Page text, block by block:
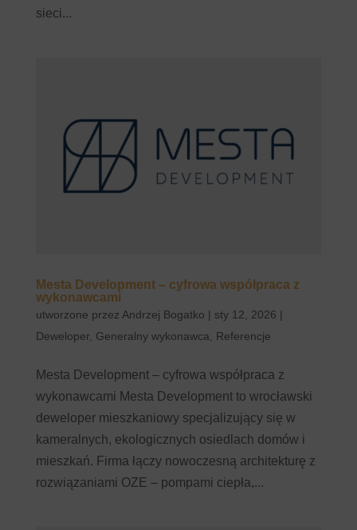
sieci...
Mesta Development – cyfrowa współpraca z
wykonawcami
utworzone przez Andrzej Bogatko | sty 12, 2026 |
Deweloper, Generalny wykonawca, Referencje
Mesta Development – cyfrowa współpraca z
wykonawcami Mesta Development to wrocławski
deweloper mieszkaniowy specjalizujący się w
kameralnych, ekologicznych osiedlach domów i
mieszkań. Firma łączy nowoczesną architekturę z
rozwiązaniami OZE – pompami ciepła,...